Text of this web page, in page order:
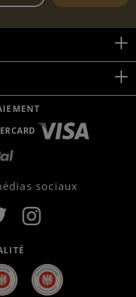
sociaux